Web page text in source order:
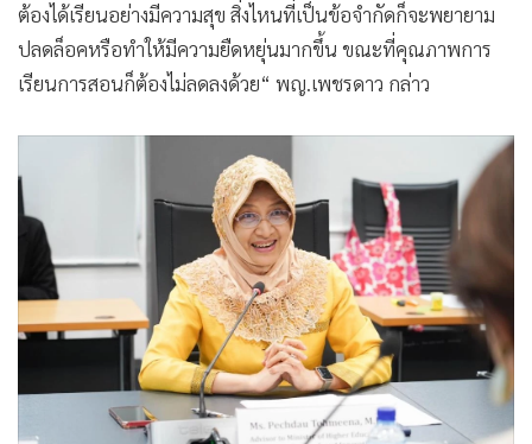
ต้องได้เรียนอย่างมีความสุข สิ่งไหนที่เป็นข้อจำกัดก็จะพยายาม
ปลดล็อคหรือทำให้มีความยืดหยุ่นมากขึ้น ขณะที่คุณภาพการ
เรียนการสอนก็ต้องไม่ลดลงด้วย“ พญ.เพชรดาว กล่าว